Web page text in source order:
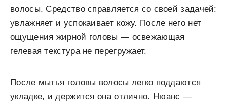
волосы. Средство справляется со своей задачей:
увлажняет и успокаивает кожу. После него нет
ощущения жирной головы — освежающая
гелевая текстура не перегружает.
После мытья головы волосы легко поддаются
укладке, и держится она отлично. Нюанс —